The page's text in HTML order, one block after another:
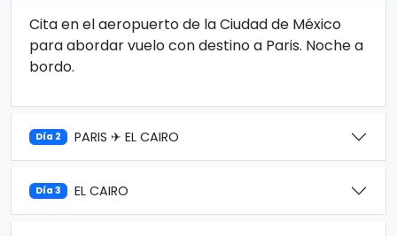
Cita en el aeropuerto de la Ciudad de México
para abordar vuelo con destino a Paris. Noche a
bordo.
Día 2 PARIS ✈ EL CAIRO
Día 3 EL CAIRO